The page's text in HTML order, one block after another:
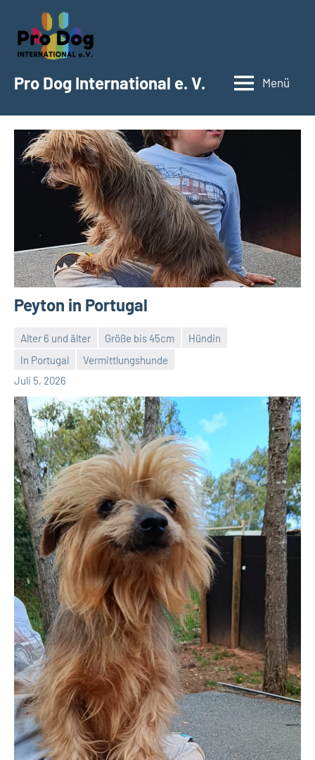
Inhalt
springen
Pro Dog International e. V. Menü
Peyton in Portugal
Alter 6 und älter Größe bis 45cm
Hündin
In Portugal
Vermittlungshunde
Juli 5, 2026
Petra